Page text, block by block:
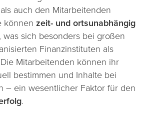
auch den Mitarbeitenden
können zeit- und ortsunabhängig
sich besonders bei großen
Finanzinstituten als
Mitarbeitenden können ihr
bestimmen und Inhalte bei
– ein wesentlicher Faktor für den
.